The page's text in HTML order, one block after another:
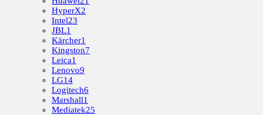
HyperX2
Intel23
JBL1
Kärcher1
Kingston7
Leica1
Lenovo9
LG14
Logitech6
Marshall1
Mediatek25